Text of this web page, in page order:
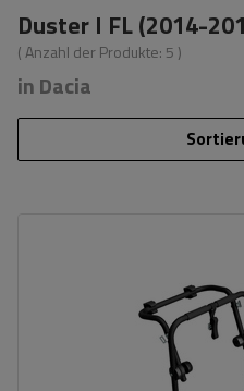
Duster I FL (2014-
( Anzahl der Produkte: 5 )
in Dacia
universelles Montagesystem